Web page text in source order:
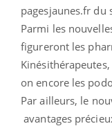
pagesjaunes.fr du
Parmi les
figureront les p
on encore les
Par ailleurs, le
avantages